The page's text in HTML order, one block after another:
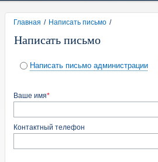
Главная / Написать письмо /
Написать письмо
Написать письмо администрации
Ваше имя*
Контактный телефон